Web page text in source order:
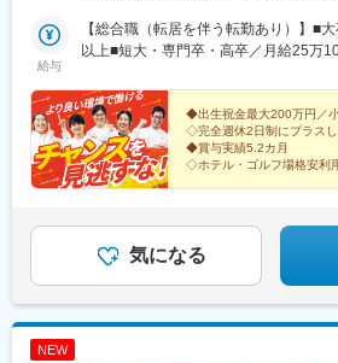
米駅、菖蒲池駅、一分駅、新王寺駅、
神宮前駅、五位堂駅、高田駅(奈良県)
駅、尼崎駅(東海道本線)、今津駅(兵庫
野道駅(阪神線)、川西能勢口駅、甲子
鷹取駅、立花駅、山陽垂水駅、土山駅
駅、西明石駅、西代駅、伊丹駅(阪急線)
県)、武庫之荘駅、青木駅、市川大野駅
駅、板橋区役所前駅、入谷駅(東京都)
駅(東京都)、一之江駅、仲御徒町駅、
京成金町駅、鐘ケ淵駅、北綾瀬駅、京
駅、柴又駅、志村三丁目駅、下赤塚駅
都)、竹ノ塚駅、京成立石駅、東武練
群馬フローズンファクトリー：太田市
場：袋井市久能〇大阪府・大阪工場：
市東灘区〇福岡県・福岡工場：糟屋郡
州市八幡西区〇沖縄県・沖縄工場：浦
★受動喫煙対策あり
高井田中央駅
給与
【総合職（転居を伴う転勤あり）】■
以上■短大・専門卒・高卒／月給25万
卒・高卒／月給21万5200円以上※年齢
上優遇します。※総合職の場合は、転居
がございます。◎別途、賞与年2回と各
支給）を支給！【試用期間中】■大卒
短大・専門卒・高卒／月給21万5200円
◆出生祝金最大200万円／
◇完全週休2日制にプラス
◆賞与実績5.2カ月
◇ホテル・ゴルフ場格安利
しませんか？
気になる
NEW